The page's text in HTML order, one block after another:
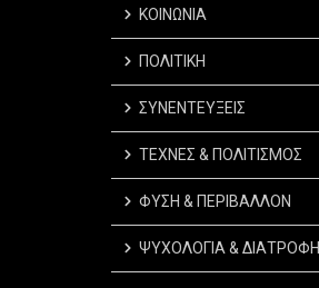
ΚΟΙΝΩΝΙΑ
ΠΟΛΙΤΙΚΗ
ΣΥΝΕΝΤΕΥΞΕΙΣ
ΤΕΧΝΕΣ & ΠΟΛΙΤΙΣΜΟΣ
ΦΥΣΗ & ΠΕΡΙΒΑΛΛΟΝ
ΨΥΧΟΛΟΓΙΑ & ΔΙΑΤΡΟΦΗ